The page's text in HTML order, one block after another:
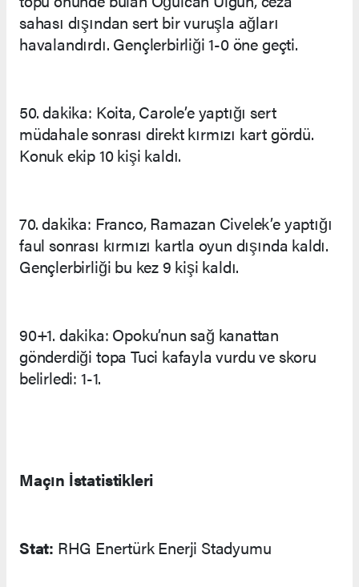
sahası dışından sert bir vuruşla ağları
havalandırdı. Gençlerbirliği 1-0 öne geçti.
50. dakika: Koita, Carole’e yaptığı sert
müdahale sonrası direkt kırmızı kart gördü.
Konuk ekip 10 kişi kaldı.
70. dakika: Franco, Ramazan Civelek’e yaptığı
faul sonrası kırmızı kartla oyun dışında kaldı.
Gençlerbirliği bu kez 9 kişi kaldı.
90+1. dakika: Opoku’nun sağ kanattan
gönderdiği topa Tuci kafayla vurdu ve skoru
belirledi: 1-1.
Maçın İstatistikleri
Stat: RHG Enertürk Enerji Stadyumu